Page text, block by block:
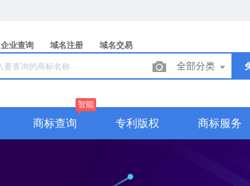
企业查询 域名注册 域名交易
全部分类
商标查询
智能
专利版权 商标服务